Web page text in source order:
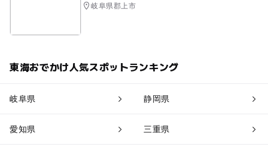
岐阜県郡上市
東海おでかけ人気スポットランキング
岐阜県 静岡県
愛知県 三重県